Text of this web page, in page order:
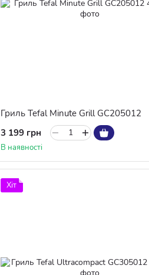
Гриль Tefal Minute Grill GC205012
3 199 грн
В наявності
Хіт